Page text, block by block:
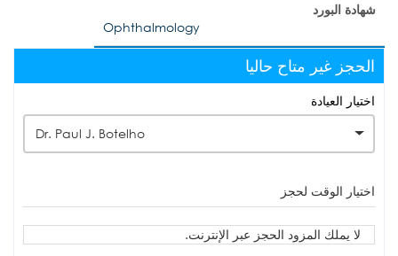
شهادة البورد
Ophthalmology
الحجز غير متاح حاليا
اختيار العيادة
Dr. Paul J. Botelho
اختيار الوقت لحجز
لا يملك المزود الحجز عبر الإنترنت.